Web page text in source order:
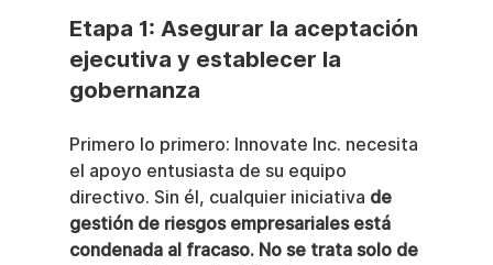
Etapa 1: Asegurar la aceptación
ejecutiva y establecer la
gobernanza
Primero lo primero: Innovate Inc. necesita
el apoyo entusiasta de su equipo
directivo. Sin él, cualquier iniciativa de
gestión de riesgos empresariales está
condenada al fracaso. No se trata solo de